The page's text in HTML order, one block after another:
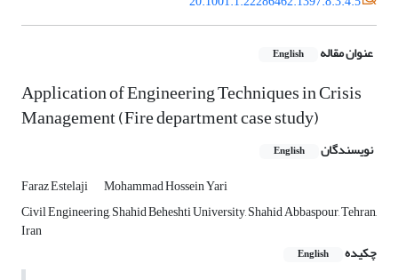
عنوان مقاله English
Application of Engineering Techniques in Crisis
Management (Fire department case study)
نویسندگان English
Faraz Estelaji
Mohammad Hossein Yari
Civil Engineering, Shahid Beheshti University, Shahid Abbaspour, Tehran,
Iran
چکیده
English